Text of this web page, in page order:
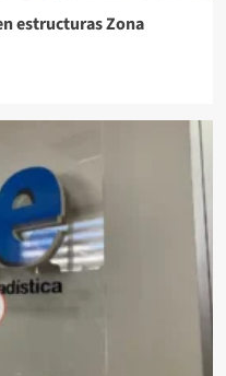
estructuras Zona